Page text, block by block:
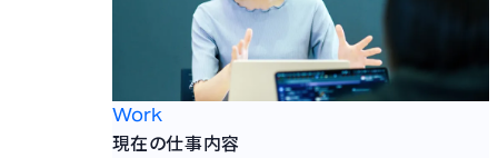
Work
現在の仕事内容